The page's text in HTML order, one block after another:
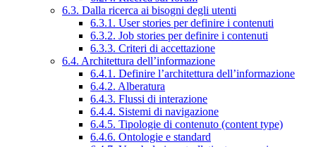
6.3. Dalla ricerca ai bisogni degli utenti
6.3.1. User stories per definire i contenuti
6.3.2. Job stories per definire i contenuti
6.3.3. Criteri di accettazione
6.4. Architettura dell’informazione
6.4.1. Definire l’architettura dell’informazione
6.4.2. Alberatura
6.4.3. Flussi di interazione
6.4.4. Sistemi di navigazione
6.4.5. Tipologie di contenuto (content type)
6.4.6. Ontologie e standard